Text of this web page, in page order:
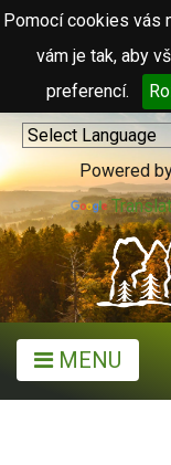
Pomocí cookies vás
vám je tak, aby
preferencí.
Powered
MENU